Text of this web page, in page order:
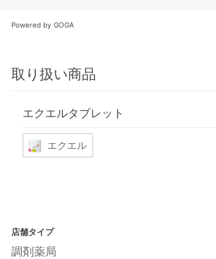
Powered by GOGA
取り扱い商品
エクエルタブレット
エクエル
店舗タイプ
調剤薬局